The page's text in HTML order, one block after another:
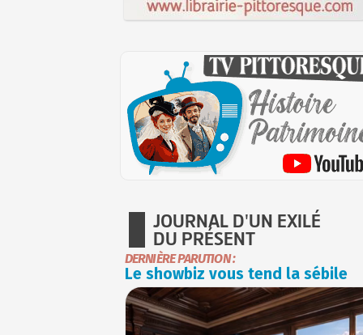
JOURNAL D'UN EXILÉ
DU PRÉSENT
DERNIÈRE PARUTION :
Le showbiz vous tend la sébile